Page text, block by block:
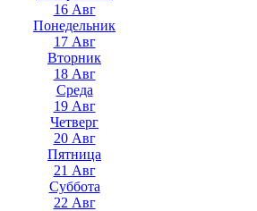
16 Авг
Понедельник
17 Авг
Вторник
18 Авг
Среда
19 Авг
Четверг
20 Авг
Пятница
21 Авг
Суббота
22 Авг